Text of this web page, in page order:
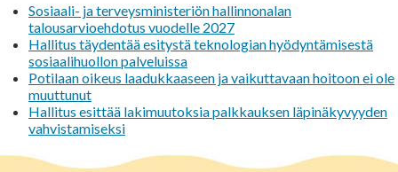
Sosiaali- ja terveysministeriön hallinnonalan
talousarvioehdotus vuodelle 2027
Hallitus täydentää esitystä teknologian hyödyntämisestä
sosiaalihuollon palveluissa
Potilaan oikeus laadukkaaseen ja vaikuttavaan hoitoon ei ole
muuttunut
Hallitus esittää lakimuutoksia palkkauksen läpinäkyvyyden
vahvistamiseksi